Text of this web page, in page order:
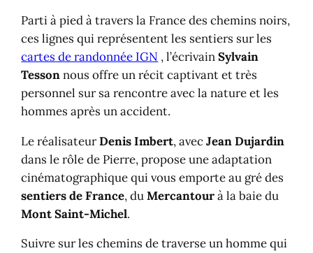
Cartographie d'une vie
Sur les chemins noirs en livre
Carte des chemins noirs
Parti à pied à travers la France des chemins noirs,
ces lignes qui représentent les sentiers sur les
cartes de randonnée IGN , l’écrivainSylvain
Tessonnous offre un récit captivant et très
personnel sur sa rencontre avec la nature et les
hommes après un accident.
Le réalisateurDenis Imbert, avecJean Dujardin
dans le rôle de Pierre, propose une adaptation
cinématographique qui vous emporte au gré des
sentiers de France, duMercantourà la baie du
Mont Saint-Michel.
Suivre sur les chemins de traverse un homme qui